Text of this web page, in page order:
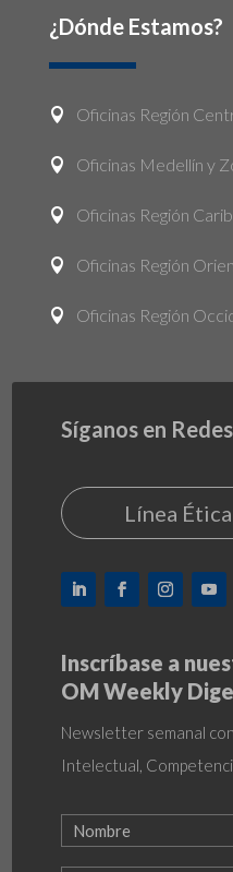
¿Dónde Estamos?
 Oficinas Región
 Oficinas Medellín y
 Oficinas Región
 Oficinas Región
 Oficinas Región
Síganos en
Línea Ética
Inscríbase a
OM Weekly
Newsletter semanal
Intelectual,